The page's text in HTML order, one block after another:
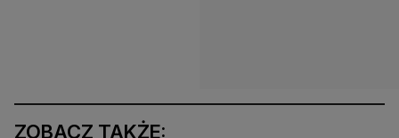
ZOBACZ TAKŻE: